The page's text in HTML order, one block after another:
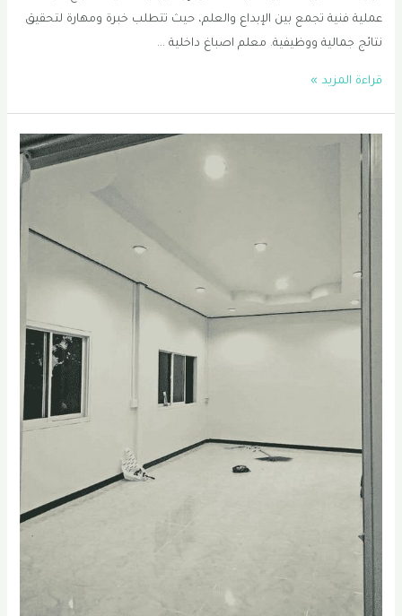
عملية فنية تجمع بين الإبداع والعلم، حيث تتطلب خبرة ومهارة لتحقيق
نتائج جمالية ووظيفية. معلم اصباغ داخلية …
صباغ
معلم
في
اصباغ
داخلية
سيهات
قراءة المزيد »